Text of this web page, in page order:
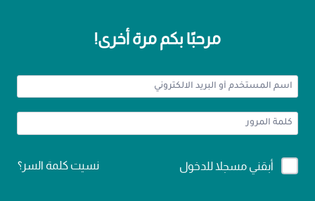
مرحبًا بكم مرة أخرى!
Alternative:
أبقني مسجلا للدخول نسيت كلمة السر؟